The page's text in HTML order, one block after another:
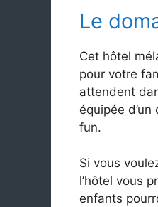
Le
Cet hôtel
pour votre
attendent
équipée
fun.
Si vous
l’hôtel vous
enfants